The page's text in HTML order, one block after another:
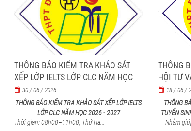
THÔNG BÁO KIỂM TRA KHẢO SÁT
XẾP LỚP IELTS LỚP CLC NĂM HỌC
2026 - 2027
30 / 06 / 2026
THÔNG BÁO KIỂM TRA KHẢO SÁT XẾP LỚP IELTS
LỚP CLC NĂM HỌC 2026 - 2027
Thời gian: 08h00–11h00, Thứ Ha...
THÔNG
HỘI TƯ
NĂM18 / 06 /
THÔNG
TUYỂN
Nhằm